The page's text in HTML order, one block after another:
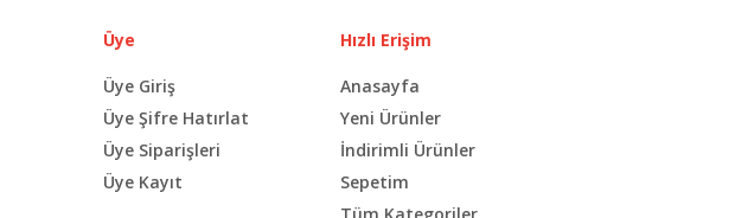
Üye
Üye Giriş
Üye Şifre Hatırlat
Üye Siparişleri
Üye Kayıt
Hızlı Erişim
Anasayfa
Yeni Ürünler
İndirimli Ürünler
Sepetim